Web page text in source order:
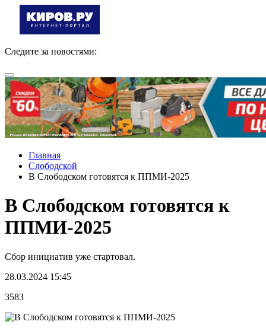
Следите за новостями:
Главная
Слободской
В Слободском готовятся к ППМИ-2025
В Слободском готовятся к
ППМИ-2025
Сбор инициатив уже стартовал.
28.03.2024 15:45
3583